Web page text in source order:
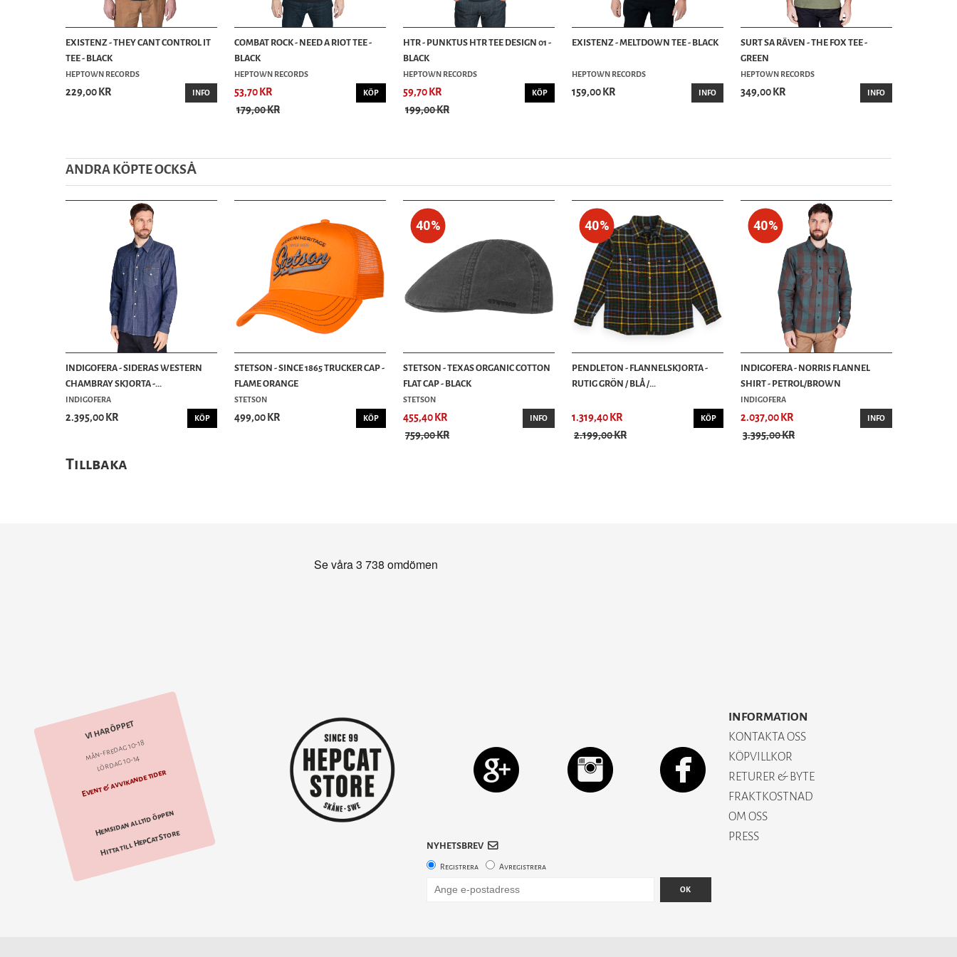
EXISTENZ - THEY CANT CONTROL IT
TEE - BLACK
HEPTOWN RECORDS
229,00 KR INFO
COMBAT ROCK - NEED A RIOT TEE -
BLACK
HEPTOWN RECORDS
53,70 KR
179,00 KR
KÖP
HTR - PUNKTUS HTR TEE DESIGN 01 -
BLACK
HEPTOWN RECORDS
59,70 KR
199,00 KR
KÖP
EXISTENZ - MELTDOWN TEE - BLACK
HEPTOWN RECORDS
159,00 KR INFO
SURT SA RÄVEN - THE FOX TEE -
GREEN
HEPTOWN RECORDS
349,00 KR INFO
ANDRA KÖPTE OCKSȦ
INDIGOFERA - SIDERAS WESTERN
CHAMBRAY SKJORTA -...
INDIGOFERA
2.395,00 KR KÖP
STETSON - SINCE 1865 TRUCKER CAP -
FLAME ORANGE
STETSON
499,00 KR KÖP
40%
STETSON - TEXAS ORGANIC COTTON
FLAT CAP - BLACK
STETSON
455,40 KR
759,00 KR
INFO
40%
PENDLETON - FLANNELSKJORTA -
RUTIG GRÖN / BLÅ /...
1.319,40 KR
2.199,00 KR
KÖP
40%
INDIGOFERA - NORRIS FLANNEL
SHIRT - PETROL/BROWN
INDIGOFERA
2.037,00 KR
3.395,00 KR
INFO
Tillbaka
VI HAR ÖPPET
mån-fredag 10-18
lördag 10-14
Event & avvikande tider
Hemsidan alltid öppen
Hitta till HepCat Store
INFORMATION
KONTAKTA OSS
KÖPVILLKOR
RETURER & BYTE
FRAKTKOSTNAD
OM OSS
PRESS
NYHETSBREV
Registrera Avregistrera
OK